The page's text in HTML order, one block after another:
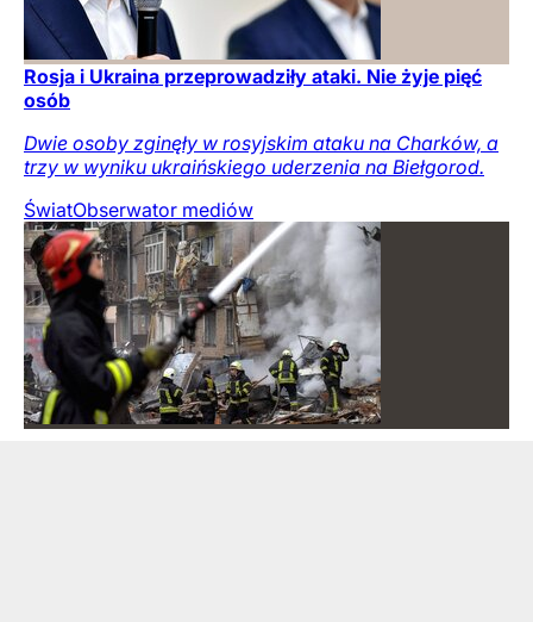
Rosja i Ukraina przeprowadziły ataki. Nie żyje pięć
osób
Dwie osoby zginęły w rosyjskim ataku na Charków, a
trzy w wyniku ukraińskiego uderzenia na Biełgorod.
ŚwiatObserwator mediów